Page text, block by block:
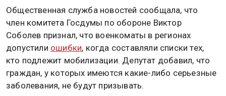
Общественная служба новостей сообщала, что
член комитета Госдумы по обороне Виктор
Соболев признал, что военкоматы в регионах
допустили ошибки, когда составляли списки тех,
кто подлежит мобилизации. Депутат добавил, что
граждан, у которых имеются какие-либо серьезные
заболевания, не будут призывать.